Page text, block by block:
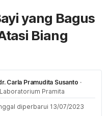
yang Bagus
Biang
Carla Pramudita Susanto ·
Pramita
diperbarui 13/07/2023